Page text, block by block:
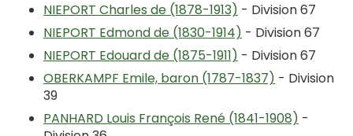
NIEPORT Charles de (1878-1913) - Division 67
NIEPORT Edmond de (1830-1914) - Division 67
NIEPORT Edouard de (1875-1911) - Division 67
OBERKAMPF Emile, baron (1787-1837) - Division
39
PANHARD Louis François René (1841-1908) -